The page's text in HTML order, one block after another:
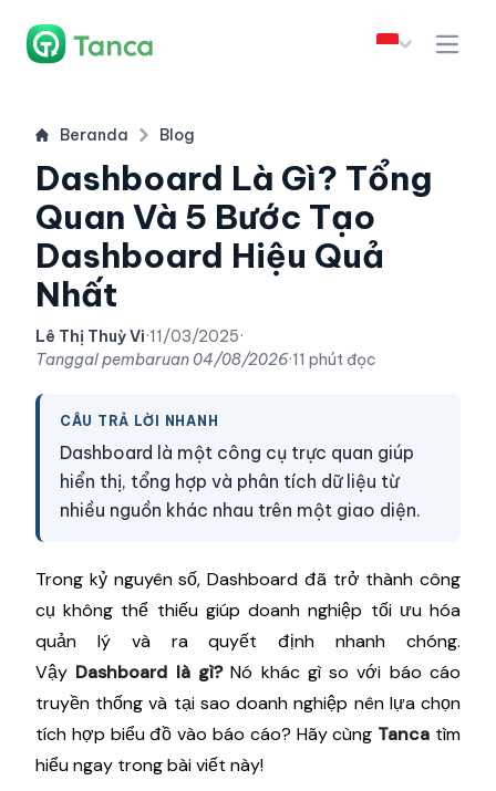
Beranda Blog
Dashboard Là Gì? Tổng
Quan Và 5 Bước Tạo
Dashboard Hiệu Quả
Nhất
Lê Thị Thuỳ Vi·11/03/2025·
Tanggal pembaruan04/08/2026·11 phút đọc
CÂU TRẢ LỜI NHANH
Dashboard là một công cụ trực quan giúp
hiển thị, tổng hợp và phân tích dữ liệu từ
nhiều nguồn khác nhau trên một giao diện.
Trong kỷ nguyên số, Dashboard đã trở thành công
cụ không thể thiếu giúp doanh nghiệp tối ưu hóa
quản lý và ra quyết định nhanh chóng.
Vậy Dashboard là gì?Nó khác gì so với báo cáo
truyền thống và tại sao doanh nghiệp nên lựa chọn
tích hợp biểu đồ vào báo cáo? Hãy cùng Tanca tìm
hiểu ngay trong bài viết này!